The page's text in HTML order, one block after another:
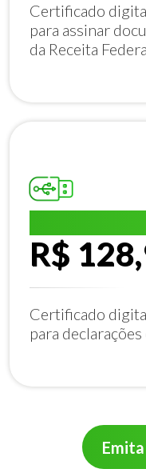
Certificado
para assinar
da Receita
R$
Certificado
para